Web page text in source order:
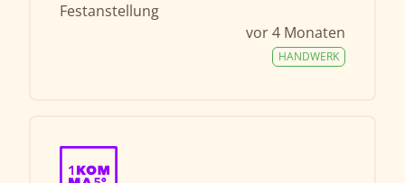
Festanstellung
vor 4 Monaten
HANDWERK